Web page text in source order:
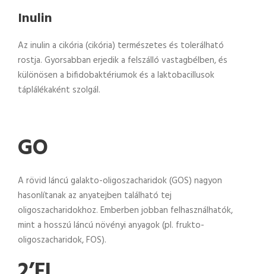
Inulin
Az inulin a cikória (cikória) természetes és tolerálható
rostja. Gyorsabban erjedik a felszálló vastagbélben, és
különösen a bifidobaktériumok és a laktobacillusok
táplálékaként szolgál.
GO
A rövid láncú galakto-oligoszacharidok (GOS) nagyon
hasonlítanak az anyatejben található tej
oligoszacharidokhoz. Emberben jobban felhasználhatók,
mint a hosszú láncú növényi anyagok (pl. frukto-
oligoszacharidok, FOS).